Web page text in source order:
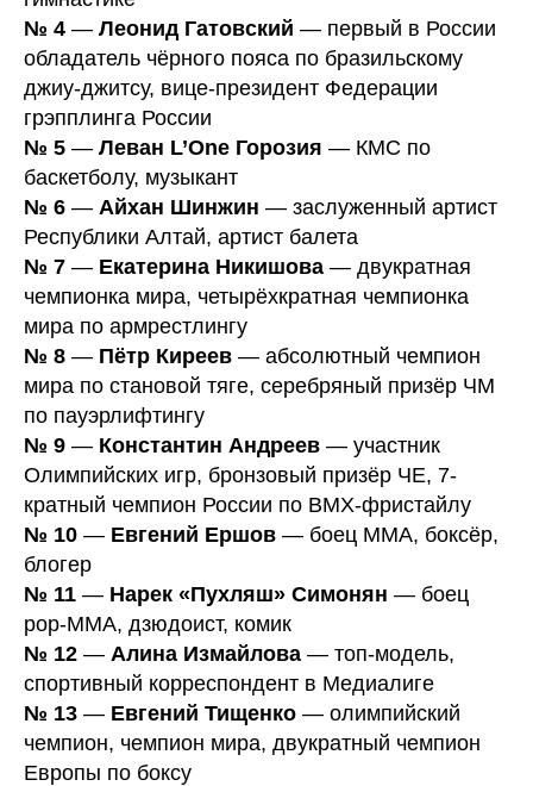
№ 4 — Леонид Гатовский — первый в России
обладатель чёрного пояса по бразильскому
джиу-джитсу, вице-президент Федерации
грэпплинга России
№ 5 — Леван L’One Горозия — КМС по
баскетболу, музыкант
№ 6 — Айхан Шинжин — заслуженный артист
Республики Алтай, артист балета
№ 7 — Екатерина Никишова — двукратная
чемпионка мира, четырёхкратная чемпионка
мира по армрестлингу
№ 8 — Пётр Киреев — абсолютный чемпион
мира по становой тяге, серебряный призёр ЧМ
по пауэрлифтингу
№ 9 — Константин Андреев — участник
Олимпийских игр, бронзовый призёр ЧЕ, 7-
кратный чемпион России по BMX-фристайлу
№ 10 — Евгений Ершов — боец MMA, боксёр,
блогер
№ 11 — Нарек «Пухляш» Симонян — боец
pop-MMA, дзюдоист, комик
№ 12 — Алина Измайлова — топ-модель,
спортивный корреспондент в Медиалиге
№ 13 — Евгений Тищенко — олимпийский
чемпион, чемпион мира, двукратный чемпион
Европы по боксу